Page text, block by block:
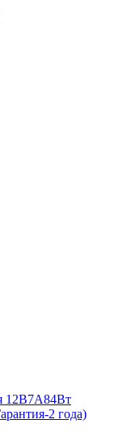
12В7А84Вт
2 года)